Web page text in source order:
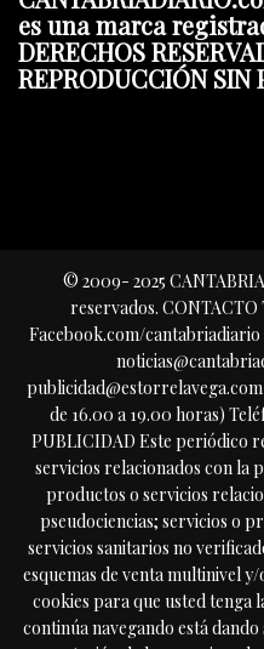
es una marca
DERECHOS
REPRODUCCIÓN SIN
© 2009- 2025
reservados.
Facebook.com/
de 16.00 a 19.00 horas)
PUBLICIDAD Este periódico
servicios relacionados con la
productos o servicios
pseudociencias; servicios o
servicios sanitarios no
esquemas de venta multinivel
cookies para que usted tenga
continúa navegando está